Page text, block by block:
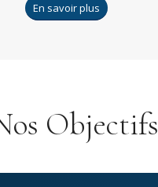
En savoir plus
Objectifs